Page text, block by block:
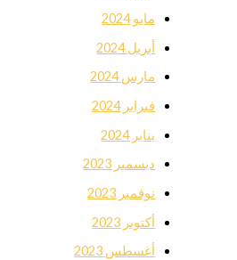
مايو 2024
أبريل 2024
مارس 2024
فبراير 2024
يناير 2024
ديسمبر 2023
نوفمبر 2023
أكتوبر 2023
أغسطس 2023